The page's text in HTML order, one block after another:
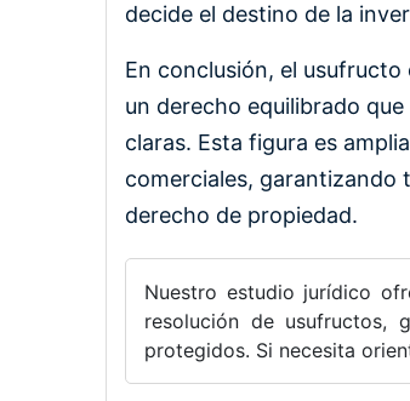
decide el destino de la
En conclusión, el
un derecho equilibrado
claras. Esta figura es
comerciales, garantizando
derecho de propiedad.
Nuestro estudio jurídico
resolución de usufructos,
protegidos. Si necesita